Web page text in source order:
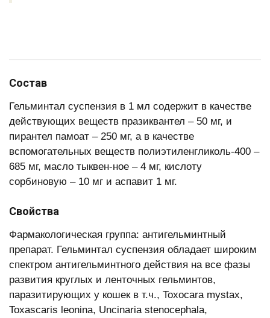
Состав
Гельминтал суспензия в 1 мл содержит в качестве
действующих веществ празиквантел – 50 мг, и
пирантел памоат – 250 мг, а в качестве
вспомогательных веществ полиэтиленгликоль-400 –
685 мг, масло тыквен-ное – 4 мг, кислоту
сорбиновую – 10 мг и аспавит 1 мг.
Свойства
Фармакологическая группа: антигельминтный
препарат. Гельминтал суспензия обладает широким
спектром антигельминтного действия на все фазы
развития круглых и ленточных гельминтов,
паразитирующих у кошек в т.ч., Toxocara mystax,
Toxascaris leonina, Uncinaria stenocephala,